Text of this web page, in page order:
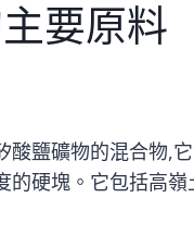
要原料
酸鹽礦物的混合物,
的硬塊。它包括高